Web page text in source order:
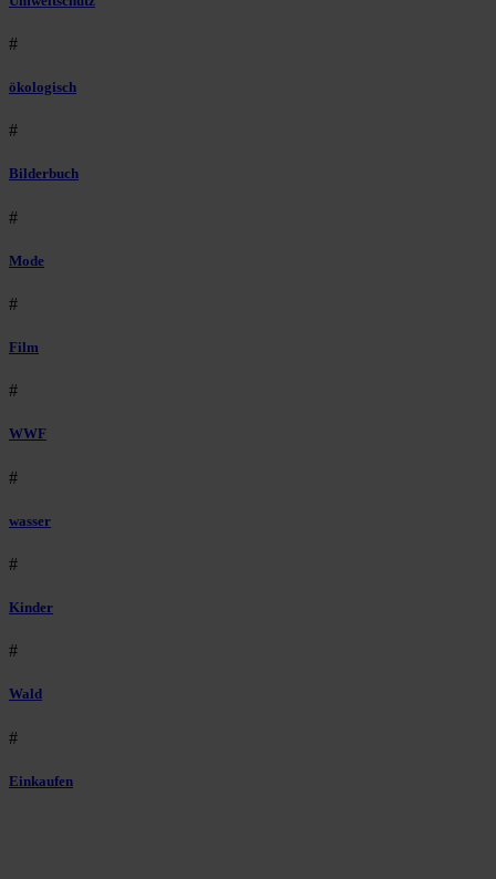
#
ökologisch
#
Bilderbuch
#
Mode
#
Film
#
WWF
#
wasser
#
Kinder
#
Wald
#
Einkaufen